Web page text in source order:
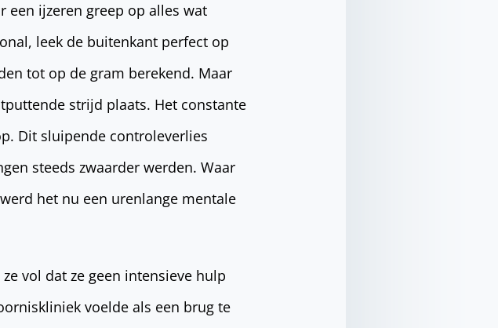
een ijzeren greep op alles wat
leek de buitenkant perfect op
tot op de gram berekend. Maar
strijd plaats. Het constante
Dit sluipende controleverlies
steeds zwaarder werden. Waar
het nu een urenlange mentale
vol dat ze geen intensieve hulp
voelde als een brug te